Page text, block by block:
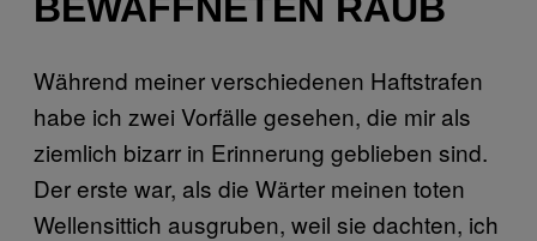
BEWAFFNETEN RAUB
Während meiner verschiedenen Haftstrafen
habe ich zwei Vorfälle gesehen, die mir als
ziemlich bizarr in Erinnerung geblieben sind.
Der erste war, als die Wärter meinen toten
Wellensittich ausgruben, weil sie dachten, ich